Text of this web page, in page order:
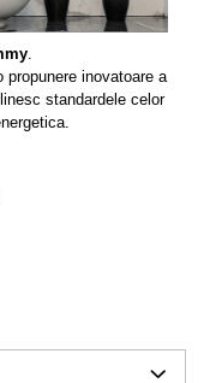
inovatoare a
standardele celor